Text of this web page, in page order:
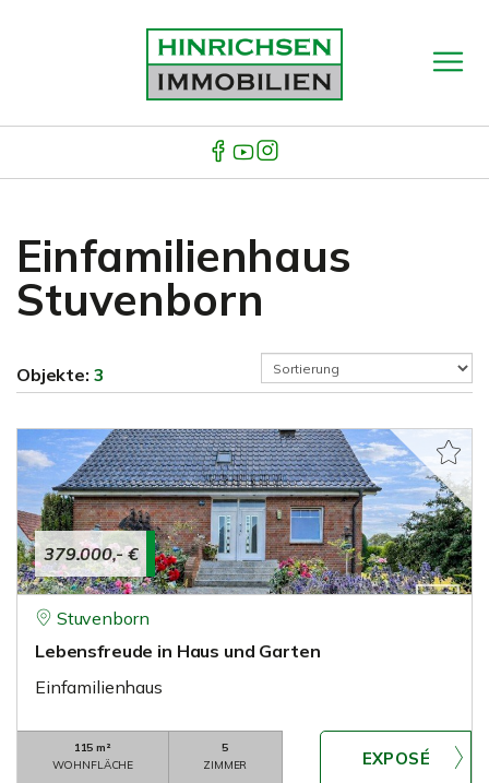
Einfamilienhaus
Stuvenborn
Objekte: 3
379.000,- €
Stuvenborn
Lebensfreude in Haus und Garten
Einfamilienhaus
115 m²
WOHNFLÄCHE
5
ZIMMER